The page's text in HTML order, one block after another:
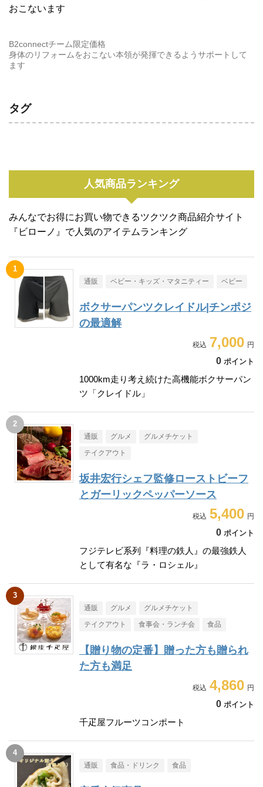
おこないます
B2connectチーム限定価格
身体のリフォームをおこない本領が発揮できるようサポートして
ます
タグ
人気商品ランキング
みんなでお得にお買い物できるツクツク商品紹介サイト
『ビローノ』で人気のアイテムランキング
通販 ベビー・キッズ・マタニティー ベビー
ボクサーパンツクレイドル|チンポジ
の最適解
7,000
0 ポイント
1000km走り考え続けた高機能ボクサーパン
ツ「クレイドル」
通販 グルメ グルメチケット
テイクアウト
坂井宏行シェフ監修ローストビーフ
とガーリックペッパーソース
5,400
0 ポイント
フジテレビ系列『料理の鉄人』の最強鉄人
として有名な『ラ・ロシェル』
通販 グルメ グルメチケット
テイクアウト 食事会・ランチ会 食品
【贈り物の定番】贈った方も贈られ
た方も満足
4,860
0 ポイント
千疋屋フルーツコンポート
通販 食品・ドリンク 食品